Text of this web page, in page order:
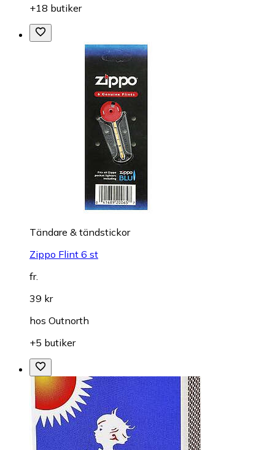
+18 butiker
Tändare & tändstickor
Zippo Flint 6 st
fr.
39 kr
hos Outnorth
+5 butiker